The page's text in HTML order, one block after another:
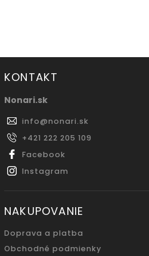
KONTAKT
Nonari.sk
info@nonari.sk
+421 222 205 109
Facebook
Instagram
NAKUPOVANIE
Doprava a platba
Obchodné podmienky